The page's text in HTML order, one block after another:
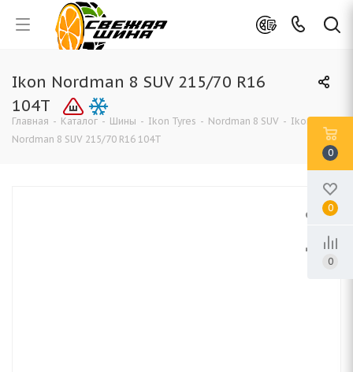
Ikon Nordman 8 SUV 215/70 R16
104T
Главная - Каталог - Шины - Ikon Tyres - Nordman 8 SUV - Ikon
Nordman 8 SUV 215/70 R16 104T
0
0
0